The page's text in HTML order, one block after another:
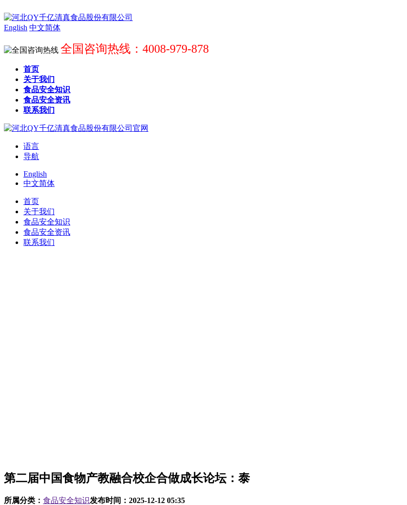
English 中文简体
全国咨询热线：4008-979-878
首页
关于我们
食品安全知识
食品安全资讯
联系我们
语言
导航
English
中文简体
首页
关于我们
食品安全知识
食品安全资讯
联系我们
第二届中国食物产教融合校企合做成长论坛：泰
所属分类： 食品安全知识发布时间： 2025-12-12 05:35